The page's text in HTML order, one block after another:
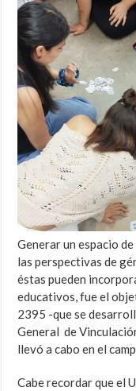
Generar un espacio
las perspectivas de
éstas pueden
educativos, fue el
2395 -que se
General de
llevó a cabo en el
Cabe recordar que el